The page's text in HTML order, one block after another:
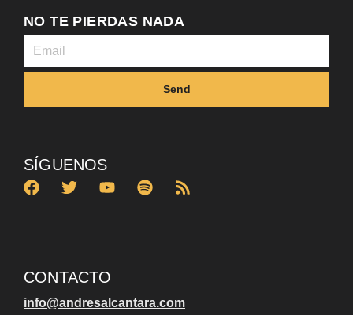
NO TE PIERDAS NADA
Send
SÍGUENOS
CONTACTO
info@andresalcantara.com